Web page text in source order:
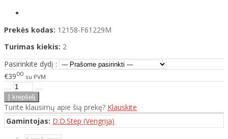
Prekės kodas: 12158-F61229M
Turimas kiekis: 2
Pasirinkite dydį :
€3900 su PVM
Turite klausimų apie šią prekę? Klauskite
Gamintojas: D.D.Step (Vengrija)